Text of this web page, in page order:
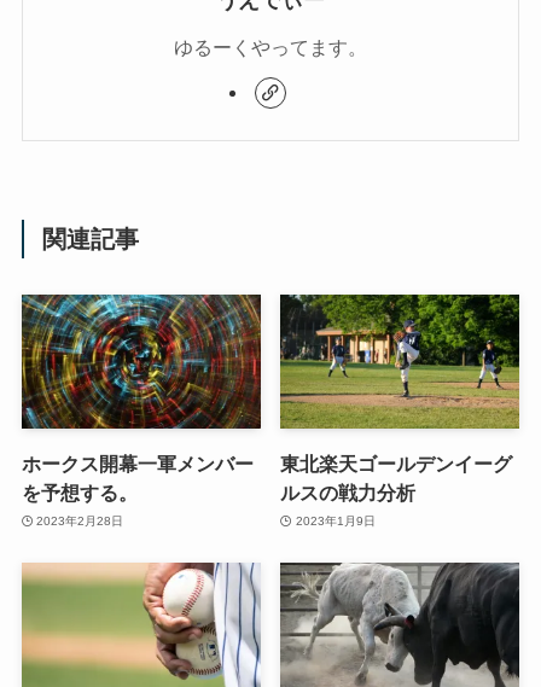
ゆるーくやってます。
関連記事
ホークス開幕一軍メンバー
を予想する。
2023年2月28日
東北楽天ゴールデンイーグ
ルスの戦力分析
2023年1月9日